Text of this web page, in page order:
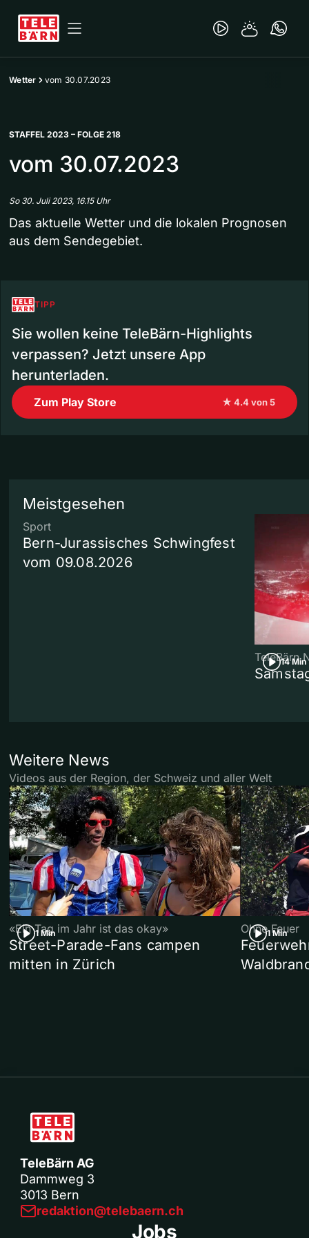
Wetter vom 30.07.2023
STAFFEL 2023 – FOLGE 218
vom 30.07.2023
So 30. Juli 2023, 16.15 Uhr
Das aktuelle Wetter und die lokalen Prognosen
aus dem Sendegebiet.
TIPP
Sie wollen keine TeleBärn-Highlights
verpassen? Jetzt unsere App
herunterladen.
Zum Play Store ★ 4.4 von 5
Meistgesehen
Sport
Bern-Jurassisches Schwingfest
vom 09.08.2026
14 Min
TeleBärn
Weitere News
Videos aus der Region, der Schweiz und aller Welt
1 Min
«Ein Tag im Jahr ist das okay»
Street-Parade-Fans campen
mitten in Zürich
1 Min
Ohne Feuer
TeleBärn AG
Dammweg 3
3013 Bern
redaktion@telebaern.ch
Jobs